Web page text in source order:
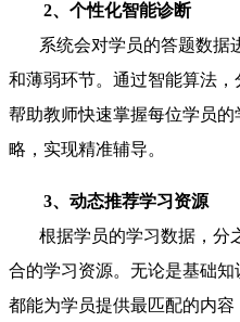
2、个性化智能诊断
系统会对学员的答题数据
和薄弱环节。通过智能算法，
帮助教师快速掌握每位学员
略，实现精准辅导。
3、动态推荐学习资源
根据学员的学习数据，分
合的学习资源。无论是基础
都能为学员提供最匹配的内